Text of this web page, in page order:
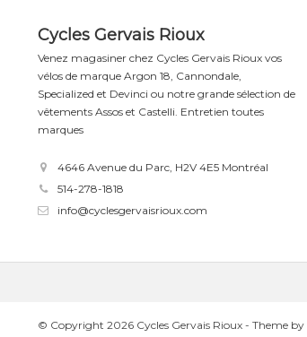
Cycles Gervais Rioux
Venez magasiner chez Cycles Gervais Rioux vos
vélos de marque Argon 18, Cannondale,
Specialized et Devinci ou notre grande sélection de
vêtements Assos et Castelli. Entretien toutes
marques
4646 Avenue du Parc, H2V 4E5 Montréal
514-278-1818
info@cyclesgervaisrioux.com
© Copyright 2026 Cycles Gervais Rioux - Theme by